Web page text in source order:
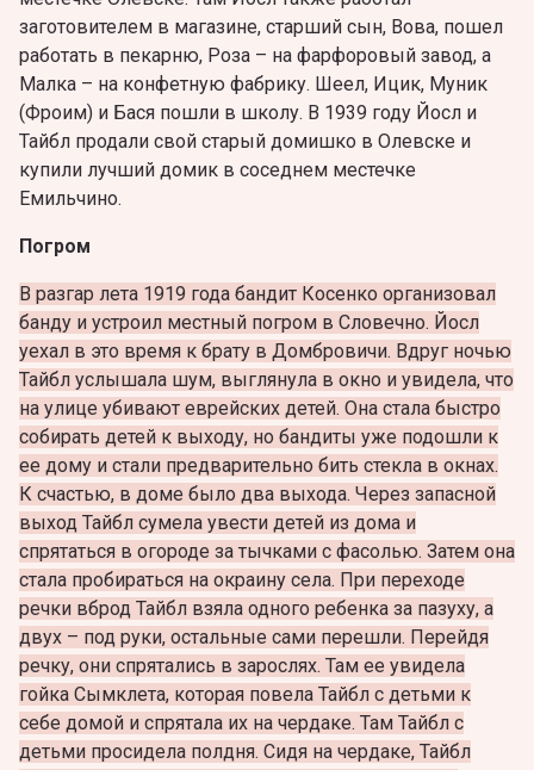
заготовителем в магазине, старший сын, Вова, пошел
работать в пекарню, Роза – на фарфоровый завод, а
Малка – на конфетную фабрику. Шеел, Ицик, Муник
(Фроим) и Бася пошли в школу. В 1939 году Йосл и
Тайбл продали свой старый домишко в Олевске и
купили лучший домик в соседнем местечке
Емильчино.
Погром
В разгар лета 1919 года бандит Косенко организовал
банду и устроил местный погром в Словечно. Йосл
уехал в это время к брату в Домбровичи. Вдруг ночью
Тайбл услышала шум, выглянула в окно и увидела, что
на улице убивают еврейских детей. Она стала быстро
собирать детей к выходу, но бандиты уже подошли к
ее дому и стали предварительно бить стекла в окнах.
К счастью, в доме было два выхода. Через запасной
выход Тайбл сумела увести детей из дома и
спрятаться в огороде за тычками с фасолью. Затем она
стала пробираться на окраину села. При переходе
речки вброд Тайбл взяла одного ребенка за пазуху, а
двух – под руки, остальные сами перешли. Перейдя
речку, они спрятались в зарослях. Там ее увидела
гойка Сымклета, которая повела Тайбл с детьми к
себе домой и спрятала их на чердаке. Там Тайбл с
детьми просидела полдня. Сидя на чердаке, Тайбл